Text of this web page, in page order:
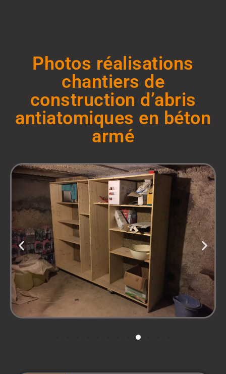
Photos réalisations
chantiers de
construction d’abris
antiatomiques en béton
armé